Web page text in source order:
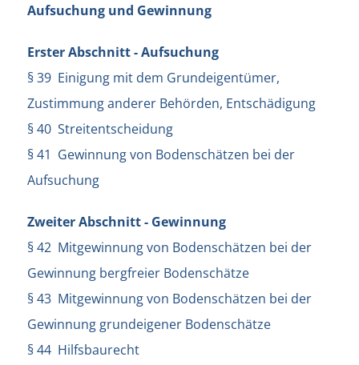
Aufsuchung und Gewinnung
Erster Abschnitt - Aufsuchung
§ 39 Einigung mit dem Grundeigentümer,
Zustimmung anderer Behörden, Entschädigung
§ 40 Streitentscheidung
§ 41 Gewinnung von Bodenschätzen bei der
Aufsuchung
Zweiter Abschnitt - Gewinnung
§ 42 Mitgewinnung von Bodenschätzen bei der
Gewinnung bergfreier Bodenschätze
§ 43 Mitgewinnung von Bodenschätzen bei der
Gewinnung grundeigener Bodenschätze
§ 44 Hilfsbaurecht